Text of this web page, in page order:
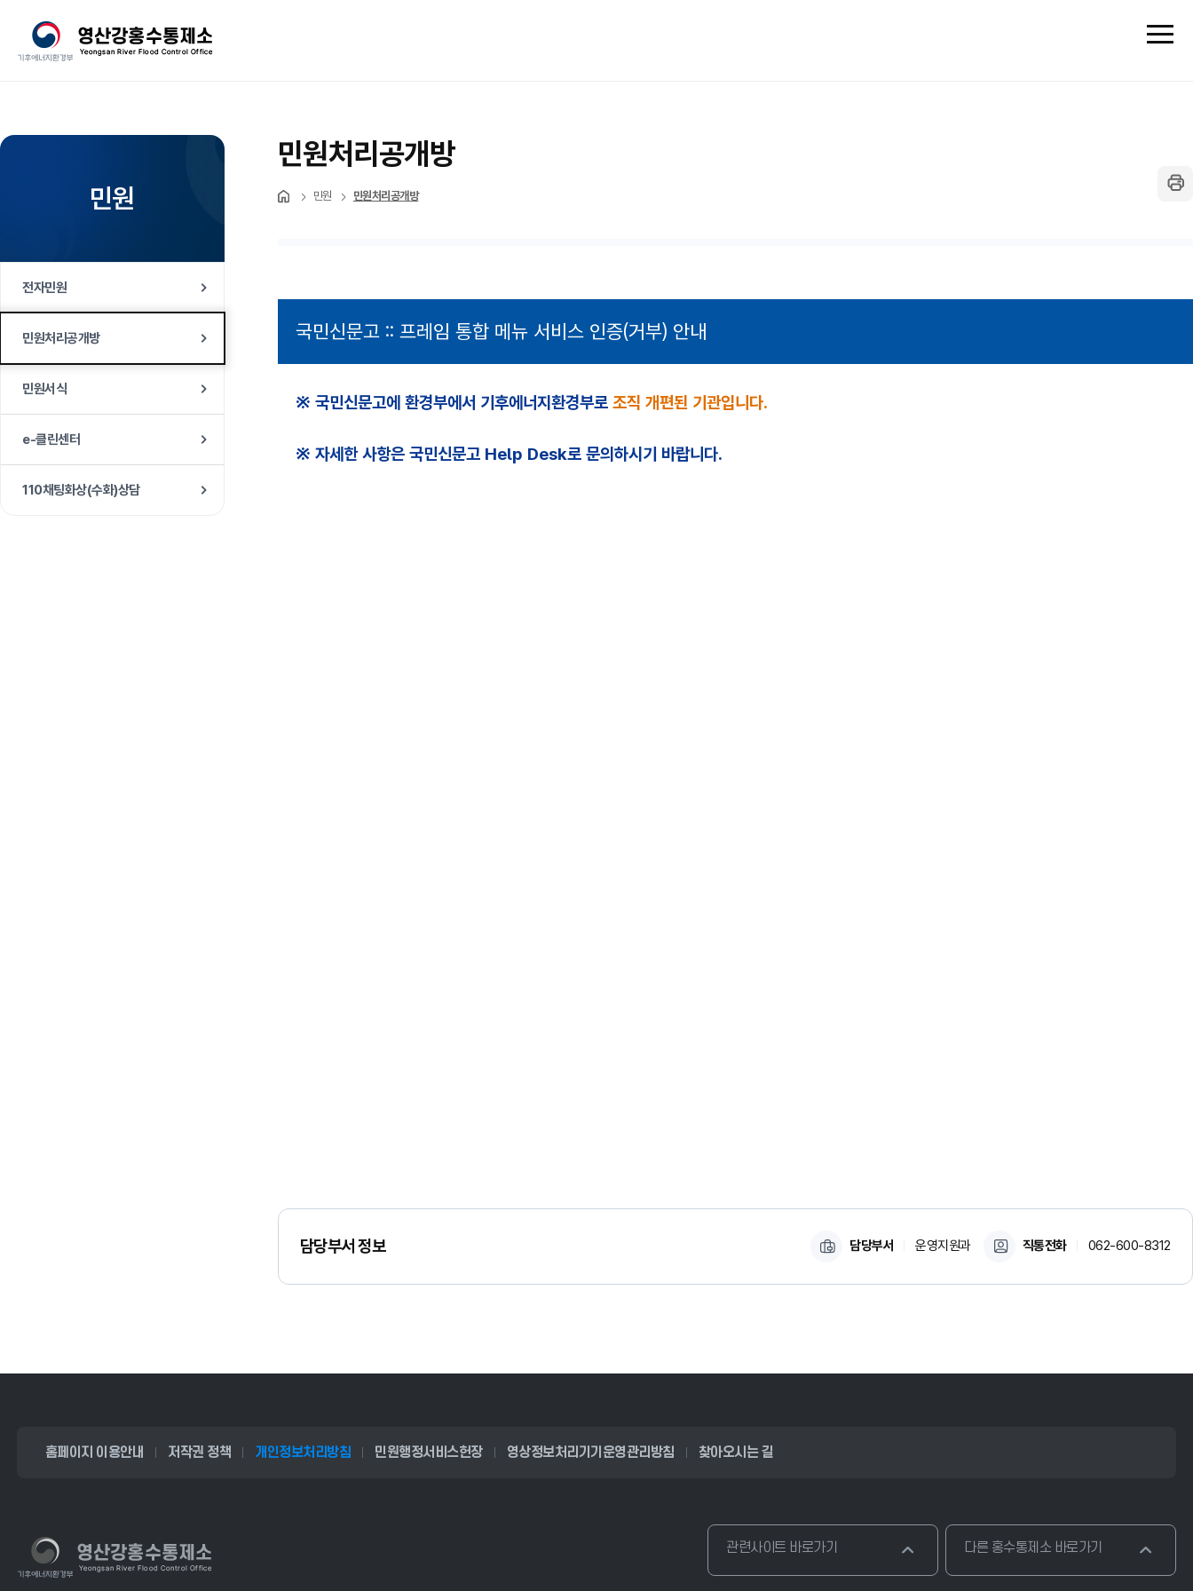
민원
전자민원
민원처리공개방
민원서식
e-클린센터
110채팅화상(수화)상담
민원처리공개방
민원 민원처리공개방
담당부서 정보 담당부서 운영지원과 직통전화 062-600-8312
홈페이지 이용안내 저작권 정책 개인정보처리방침 민원행정서비스헌장 영상정보처리기기운영관리방침 찾아오시는 길
관련사이트 바로가기 다른 홍수통제소 바로가기